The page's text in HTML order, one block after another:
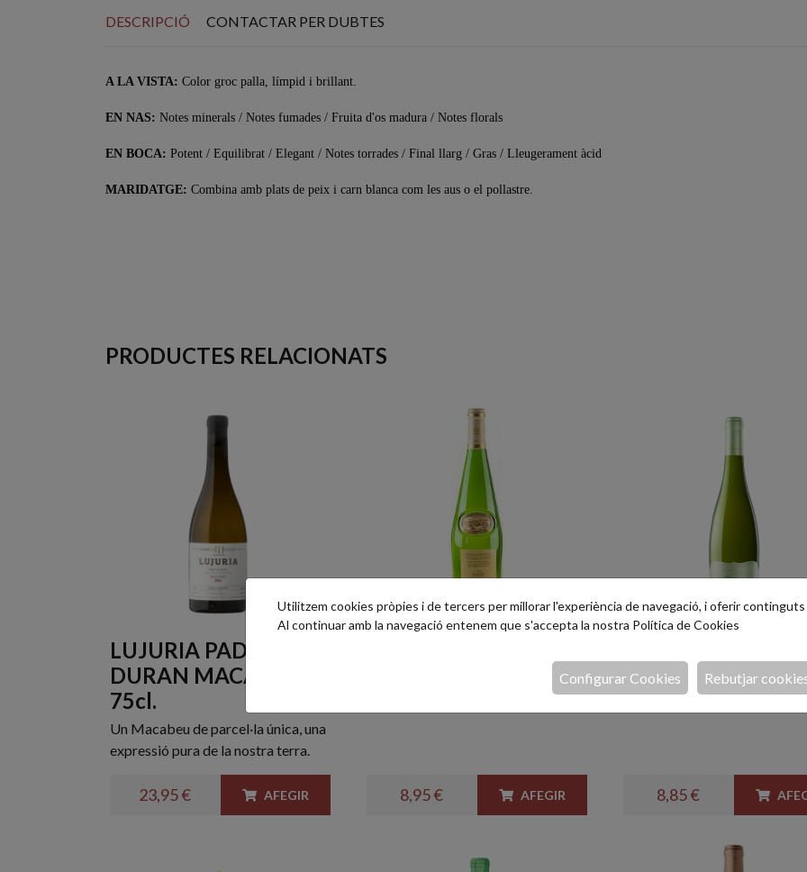
DESCRIPCIÓ CONTACTAR PER DUBTES
A LA VISTA: Color groc palla, límpid i brillant.
EN NAS: Notes minerals / Notes fumades / Fruita d'os madura / Notes florals
EN BOCA: Potent / Equilibrat / Elegant / Notes torrades / Final llarg / Gras / Lleugerament àcid
MARIDATGE: Combina amb plats de peix i carn blanca com les aus o el pollastre.
PRODUCTES RELACIONATS
LUJURIA PADILLA
DURAN MACABEU
75cl.
Un Macabeu de parcel·la única, una
expressió pura de la nostra terra.
23,95 € AFEGIR 8,95 € AFEGIR 8,85 €
Utilitzem cookies pròpies i de tercers per millorar l'experiència de navegació, i oferir
Al continuar amb la navegació entenem que s'accepta la nostra Política de Cookies
Rebutjar
Configurar Cookies